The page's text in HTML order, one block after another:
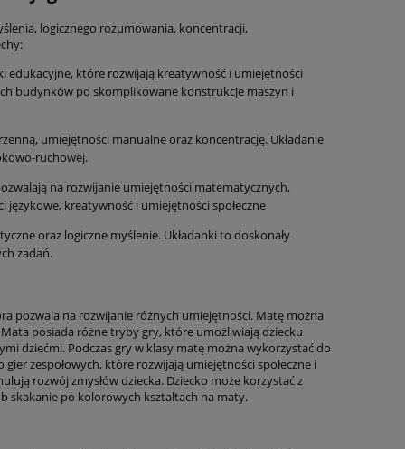
logicznego rozumowania, koncentracji,
edukacyjne, które rozwijają kreatywność i umiejętności
budynków po skomplikowane konstrukcje maszyn i
umiejętności manualne oraz koncentrację. Układanie
ruchowej.
na rozwijanie umiejętności matematycznych,
kreatywność i umiejętności społeczne
oraz logiczne myślenie. Układanki to doskonały
zadań.
pozwala na rozwijanie różnych umiejętności. Matę można
posiada różne tryby gry, które umożliwiają dziecku
dziećmi. Podczas gry w klasy matę można wykorzystać do
zespołowych, które rozwijają umiejętności społeczne i
rozwój zmysłów dziecka. Dziecko może korzystać z
skakanie po kolorowych kształtach na maty.